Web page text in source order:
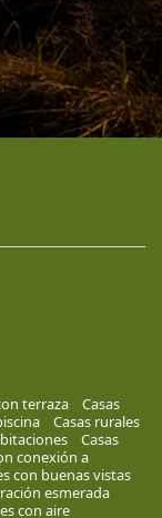
terraza
Casas
Casas rurales
Casas
conexión a
con buenas vistas
esmerada
con aire